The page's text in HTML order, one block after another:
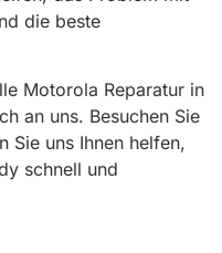
die beste
Motorola Reparatur in
an uns. Besuchen Sie
Sie uns Ihnen helfen,
schnell und